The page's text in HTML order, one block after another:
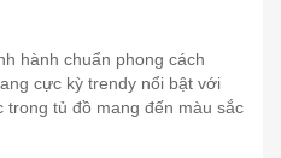
hành chuẩn phong cách
cực kỳ trendy nổi bật với
trong tủ đồ mang đến màu sắc